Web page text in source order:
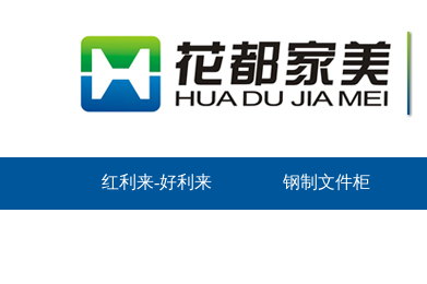
红利来-好利来 钢制文件柜